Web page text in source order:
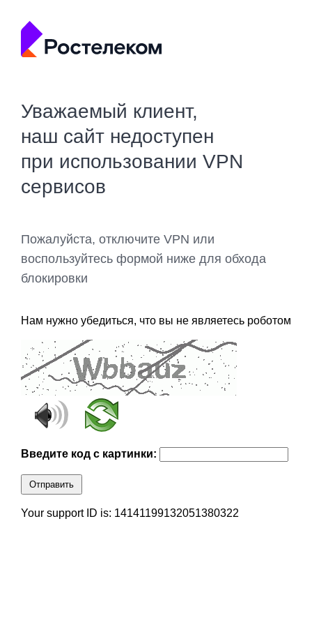
Уважаемый клиент,
наш сайт недоступен
при использовании VPN
сервисов
Пожалуйста, отключите VPN или
воспользуйтесь формой ниже для обхода
блокировки
Нам нужно убедиться, что вы не являетесь роботом
Введите код с картинки:
Отправить
Your support ID is: 14141199132051380322